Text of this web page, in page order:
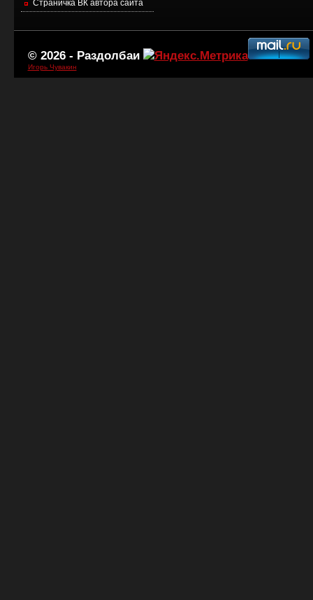
Страничка ВК автора сайта
© 2026 - Раздолбаи
Игорь Чувакин